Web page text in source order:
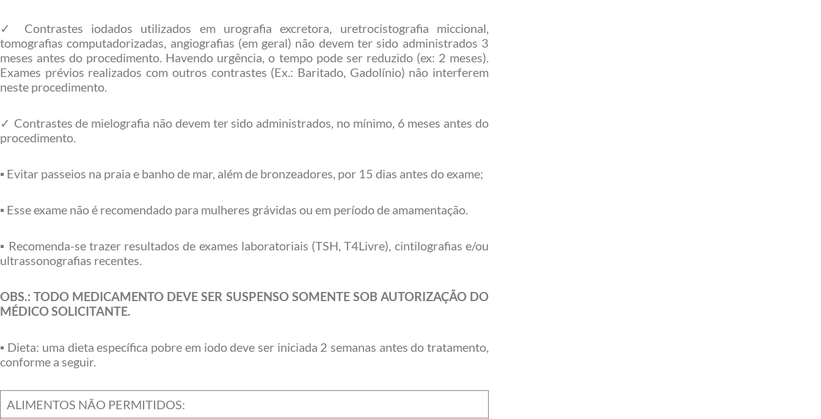
✓ Contrastes iodados utilizados em urografia excretora, uretrocistografia miccional,
tomografias computadorizadas, angiografias (em geral) não devem ter sido administrados 3
meses antes do procedimento. Havendo urgência, o tempo pode ser reduzido (ex: 2 meses).
Exames prévios realizados com outros contrastes (Ex.: Baritado, Gadolínio) não interferem
neste procedimento.
✓ Contrastes de mielografia não devem ter sido administrados, no mínimo, 6 meses antes do
procedimento.
▪ Evitar passeios na praia e banho de mar, além de bronzeadores, por 15 dias antes do exame;
▪ Esse exame não é recomendado para mulheres grávidas ou em período de amamentação.
▪ Recomenda-se trazer resultados de exames laboratoriais (TSH, T4Livre), cintilografias e/ou
ultrassonografias recentes.
OBS.: TODO MEDICAMENTO DEVE SER SUSPENSO SOMENTE SOB AUTORIZAÇÃO DO
MÉDICO SOLICITANTE.
▪ Dieta: uma dieta específica pobre em iodo deve ser iniciada 2 semanas antes do tratamento,
conforme a seguir.
ALIMENTOS NÃO PERMITIDOS: